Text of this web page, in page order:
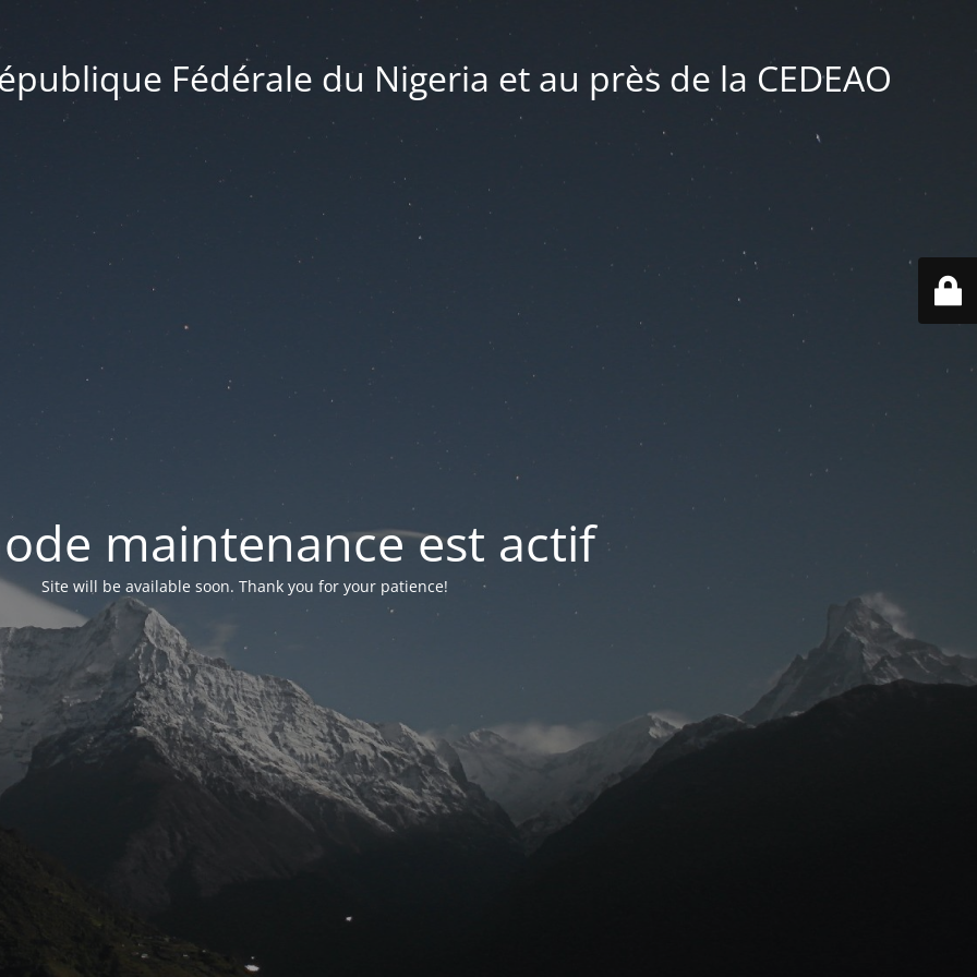
Fédérale du Nigeria et au près de la CEDEAO
maintenance est actif
Site will be available soon. Thank you for your patience!